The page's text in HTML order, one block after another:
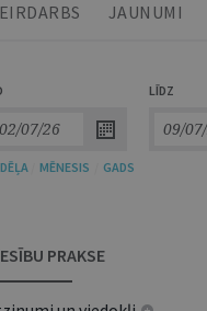
JAUNUMI
LĪDZ
MĒNESIS GADS
PRAKSE